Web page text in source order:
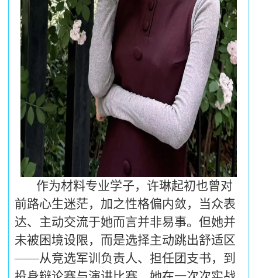
作为材料专业学子，许琳起初也曾对
前路心生迷茫，加之性格偏内敛，当众表
达、主动交流于她而言并非易事。但她并
未被困境设限，而是选择主动跳出舒适区
——从竞选军训负责人、担任团支书，到